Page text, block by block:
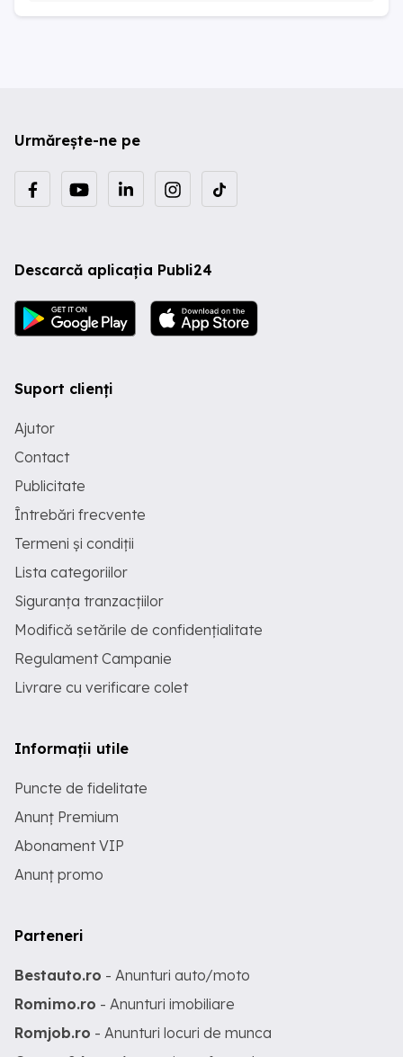
Urmărește-ne pe
Descarcă aplicația Publi24
Suport clienți
Ajutor
Contact
Publicitate
Întrebări frecvente
Termeni și condiții
Lista categoriilor
Siguranța tranzacțiilor
Modifică setările de confidențialitate
Regulament Campanie
Livrare cu verificare colet
Informații utile
Puncte de fidelitate
Anunț Premium
Abonament VIP
Anunț promo
Parteneri
Bestauto.ro - Anunturi auto/moto
Romimo.ro - Anunturi imobiliare
Romjob.ro - Anunturi locuri de munca